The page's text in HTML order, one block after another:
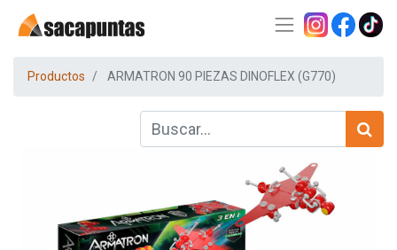
Productos ARMATRON 90 PIEZAS DINOFLEX (G770)